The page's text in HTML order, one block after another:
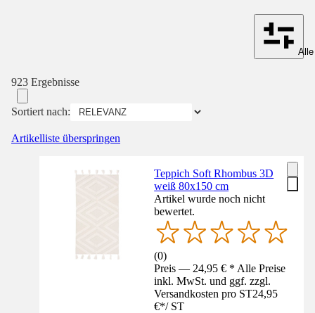
923 Ergebnisse
Sortiert nach:
Artikelliste überspringen
Teppich Soft Rhombus 3D
weiß 80x150 cm
Artikel wurde noch nicht
bewertet.
(0)
Preis — 24,95 € * Alle Preise
inkl. MwSt. und ggf. zzgl.
Versandkosten pro ST24,95
€*/ ST